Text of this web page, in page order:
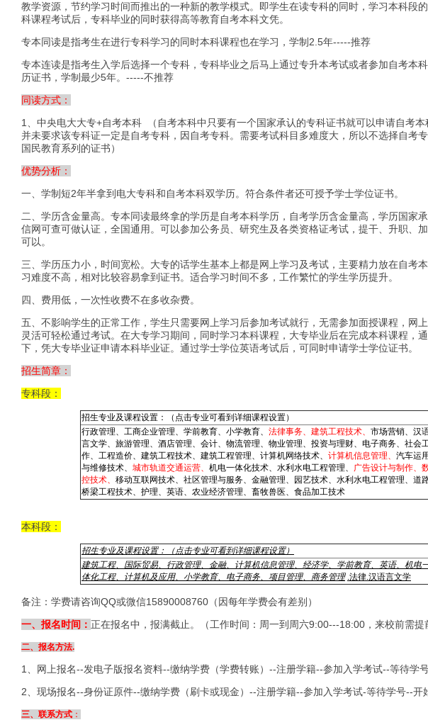
教学资源，节约学习时间而推出的一种新的教学模式。即学生在读专科的同时，学习本科段
科课程考试后，专科毕业的同时获得高等教育自考本科文凭。
专本同读是指考生在进行专科学习的同时本科课程也在学习，学制2.5年-----推荐
专本连读是指考生入学后选择一个专科，专科毕业之后马上通过专升本考试或者参加自考本
历证书，学制最少5年。-----不推荐
同读方式：
1、中央电大大专+自考本科 （自考本科中只要有一个国家承认的专科证书就可以申请自考本
并未要求该专科证一定是自考专科，因自考专科。需要考试科目多难度大，所以不选择自考
国民教育系列的证书）
优势分析：
一、学制短2年半拿到电大专科和自考本科双学历。符合条件者还可授予学士学位证书。
二、学历含金量高。专本同读最终拿的学历是自考本科学历，自考学历含金量高，学历国家
信网可查可做认证，全国通用。可以参加公务员、研究生及各类资格证考试，提干、升职、
可以。
三、学历压力小，时间宽松。大专的话学生基本上都是网上学习及考试，主要精力放在自考
习难度不高，相对比较容易拿到证书。适合学习时间不多，工作繁忙的学生学历提升。
四、费用低，一次性收费不在多收杂费。
五、不影响学生的正常工作，学生只需要网上学习后参加考试就行，无需参加面授课程，网
灵活可轻松通过考试。在大专学习期间，同时学习本科课程，大专毕业后在完成本科课程，
下，凭大专毕业证申请本科毕业证。通过学士学位英语考试后，可同时申请学士学位证书。
招生简章：
专科段：
招生专业及课程设置：（点击专业可看到详细课程设置）
行政管理、工商企业管理、学前教育、小学教育、 法律事务、建筑工程技术、 市场营销、汉
言文学、旅游管理、酒店管理、会计、物流管理、物业管理、投资与理财、电子商务、社会
作、工程造价、建筑工程技术、建筑工程管理、计算机网络技术、 计算机信息管理、 汽车运用
与维修技术、 城市轨道交通运营、 机电一体化技术、水利水电工程管理、 广告设计与制作、
控技术、 移动互联网技术、社区管理与服务、金融管理、园艺技术、水利水电工程管理、道
桥梁工程技术、护理、英语、农业经济管理、畜牧兽医、食品加工技术
本科段：
招生专业及课程设置：（点击专业可看到详细课程设置）
建筑工程、 国际贸易、 行政管理、 金融、 计算机信息管理、 经济学、 学前教育、 英语、 机电
体化工程、 计算机及应用、 小学教育、 电子商务、 项目管理、商务管理 .法律.汉语言文学
备注：学费请咨询QQ或微信15890008760（因每年学费会有差别）
一、报名时间： 正在报名中，报满截止。（工作时间：周一到周六9:00---18:00，来校前需提
二、报名方法.
1、网上报名--发电子版报名资料--缴纳学费（学费转账）--注册学籍--参加入学考试--等待学
2、现场报名--身份证原件--缴纳学费（刷卡或现金）--注册学籍--参加入学考试-等待学号--开
三、联系方式：